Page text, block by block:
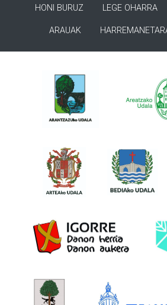
HONI BURUZ LEGE OHARRA
ARAUAK